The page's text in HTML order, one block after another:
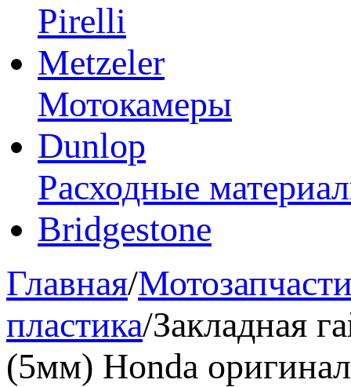
Pirelli
Metzeler
Мотокамеры
Dunlop
Расходные
Bridgestone
Главная/
пластика/Закладная
(5мм) Honda